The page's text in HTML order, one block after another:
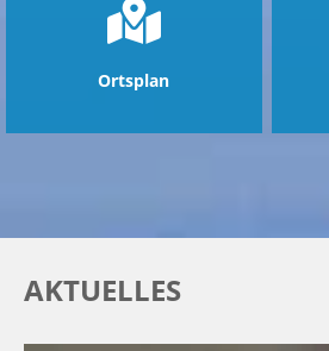
Ortsplan
AKTUELLES